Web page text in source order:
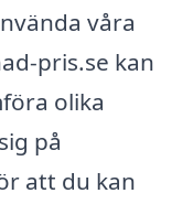
våra
pris.se kan
olika
på
att du kan